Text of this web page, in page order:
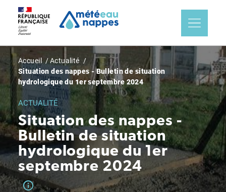
contenu
Fil
d'Ariane
Accueil
Actualité
Situation des nappes - Bulletin de situation
hydrologique du 1er septembre 2024
ACTUALITÉ
Situation des nappes -
Bulletin de situation
hydrologique du 1er
septembre 2024
Panneau de gestion des cookies